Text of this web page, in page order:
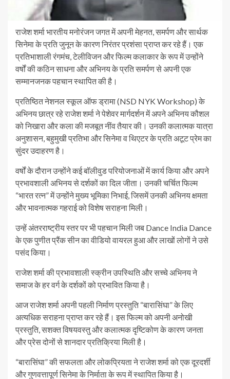
राजेश शर्मा भारतीय मनोरंजन जगत में अपनी मेहनत, समर्पण और सार्थक
सिनेमा के प्रति जुनून के कारण निरंतर प्रशंसा प्राप्त कर रहे हैं। एक
प्रतिभाशाली रंगमंच, टेलीविजन और फिल्म कलाकार के रूप में उन्होंने
वर्षों की कठिन साधना और अभिनय के प्रति समर्पण से अपनी एक
सम्मानजनक पहचान स्थापित की है।
प्रतिष्ठित नेशनल स्कूल ऑफ ड्रामा (NSD NYK Workshop) के
अभिनय छात्र रहे राजेश शर्मा ने पेशेवर मार्गदर्शन में अपने अभिनय कौशल
को निखारा और कला की मजबूत नींव तैयार की। उनकी कलात्मक यात्रा
अनुशासन, बहुमुखी प्रतिभा और सिनेमा व थिएटर के प्रति अटूट प्रेम का
सुंदर उदाहरण है।
वर्षों के दौरान उन्होंने कई बॉलीवुड परियोजनाओं में कार्य किया और अपने
प्रभावशाली अभिनय से दर्शकों का दिल जीता। उनकी चर्चित फिल्म
“भारत रत्न” में उन्होंने मुख्य भूमिका निभाई, जिसमें उनकी अभिनय क्षमता
और भावनात्मक गहराई को विशेष सराहना मिली।
उन्हें अंतरराष्ट्रीय स्तर पर भी पहचान मिली जब Dance India Dance
के एक पुणीत प्रैंक सीन का वीडियो वायरल हुआ और लाखों लोगों ने उसे
पसंद किया।
राजेश शर्मा की प्रभावशाली स्क्रीन उपस्थिति और सच्चे अभिनय ने
समाज के हर वर्ग के दर्शकों को प्रभावित किया है।
आज राजेश शर्मा अपनी पहली निर्माण प्रस्तुति “बारासिंघा” के लिए
अत्यधिक सराहना प्राप्त कर रहे हैं। इस फिल्म को अपनी अनोखी
प्रस्तुति, सशक्त विषयवस्तु और कलात्मक दृष्टिकोण के कारण जनता
और प्रेस दोनों से शानदार प्रतिक्रिया मिली है।
“बारासिंघा” की सफलता और लोकप्रियता ने राजेश शर्मा को एक दूरदर्शी
और गुणवत्तापूर्ण सिनेमा के निर्माता के रूप में स्थापित किया है।